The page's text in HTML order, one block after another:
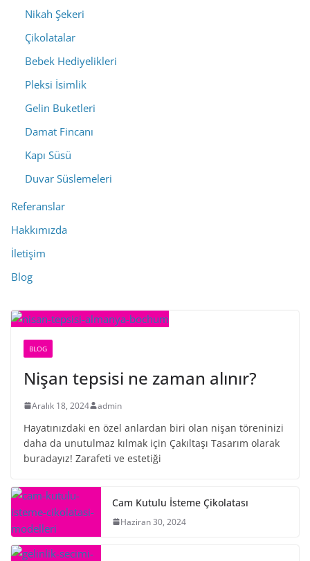
Nikah Şekeri
Çikolatalar
Bebek Hediyelikleri
Pleksi İsimlik
Gelin Buketleri
Damat Fincanı
Kapı Süsü
Duvar Süslemeleri
Referanslar
Hakkımızda
İletişim
Blog
BLOG
Nişan tepsisi ne zaman alınır?
Aralık 18, 2024 admin
Hayatınızdaki en özel anlardan biri olan nişan töreninizi
daha da unutulmaz kılmak için Çakıltaşı Tasarım olarak
buradayız! Zarafeti ve estetiği
Cam Kutulu İsteme Çikolatası
Haziran 30, 2024